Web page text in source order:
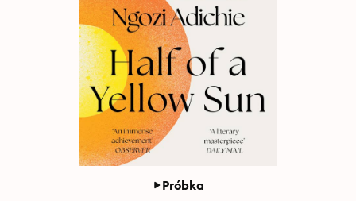
Próbka